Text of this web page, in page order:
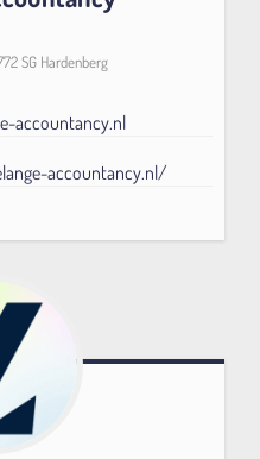
SG Hardenberg
accountancy.nl
accountancy.nl/